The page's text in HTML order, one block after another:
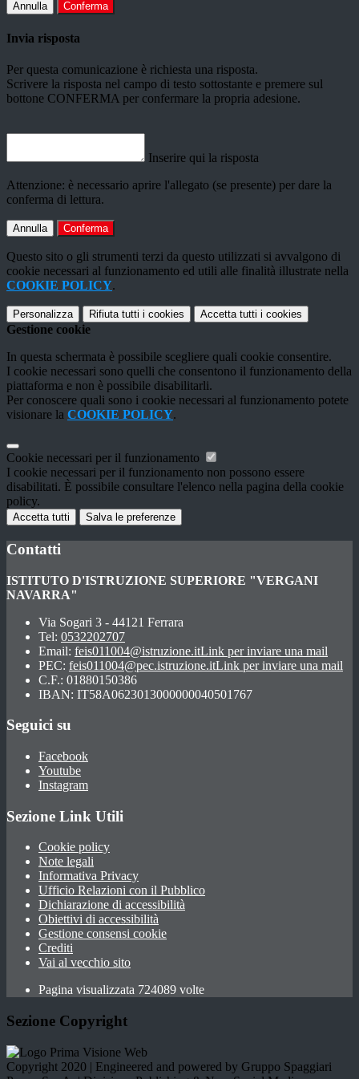
Annulla Conferma
Invia risposta
Per questa comunicazione è richiesta una risposta.
Scrivere la risposta nel campo di testo sottostante e premere sul
bottone CONFERMA per confermare la propria adesione.
Inserire qui la risposta
Attenzione: è necessario aprire l'allegato (se presente) per dare la
conferma di lettura.
Annulla Conferma
Questo sito o gli strumenti terzi da questo utilizzati si avvalgono di
cookie necessari al funzionamento ed utili alle finalità illustrate nella
COOKIE POLICY.
Personalizza Rifiuta tutti i cookies Accetta tutti i cookies
Gestione cookie
In questa schermata è possibile scegliere quali cookie consentire.
I cookie necessari sono quelli che consentono il funzionamento della
piattaforma e non è possibile disabilitarli.
Per conoscere quali sono i cookie necessari al funzionamento potete
visionare la COOKIE POLICY.
Cookie necessari per il funzionamento
I cookie necessari per il funzionamento non possono essere
disabilitati. È possibile consultare l'elenco nella pagina della cookie
policy.
Accetta tutti Salva le preferenze
Contatti
ISTITUTO D'ISTRUZIONE SUPERIORE "VERGANI
NAVARRA"
Via Sogari 3 - 44121 Ferrara
Tel: 0532202707
Email: feis011004@istruzione.itLink per inviare una mail
PEC: feis011004@pec.istruzione.itLink per inviare una mail
C.F.: 01880150386
IBAN: IT58A0623013000000040501767
Seguici su
Facebook
Youtube
Instagram
Sezione Link Utili
Cookie policy
Note legali
Informativa Privacy
Ufficio Relazioni con il Pubblico
Dichiarazione di accessibilità
Obiettivi di accessibilità
Gestione consensi cookie
Crediti
Vai al vecchio sito
Pagina visualizzata 724089 volte
Sezione Copyright
Copyright 2020 | Engineered and powered by Gruppo Spaggiari